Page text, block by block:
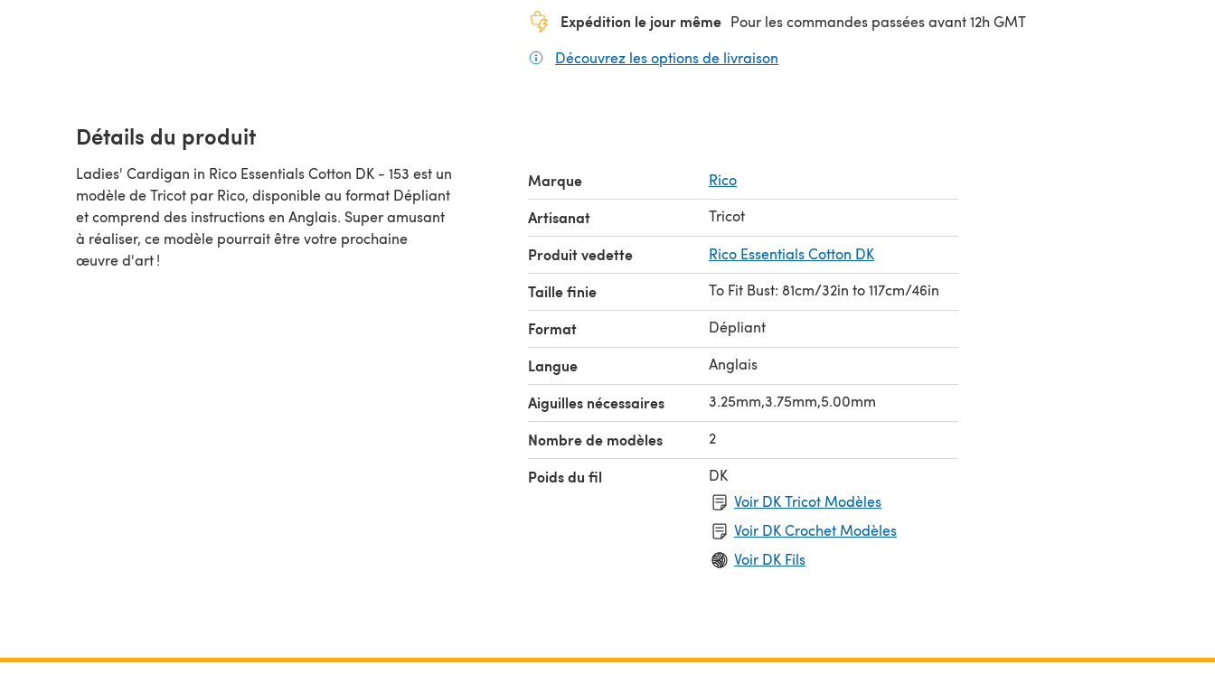
Expédition le jour même Pour les commandes passées avant 12h GMT
Découvrez les options de livraison
Détails du produit
Ladies' Cardigan in Rico Essentials Cotton DK - 153 est un
modèle de Tricot par Rico, disponible au format Dépliant
et comprend des instructions en Anglais. Super amusant
à réaliser, ce modèle pourrait être votre prochaine
œuvre d'art !
Marque Rico
Artisanat Tricot
Produit vedette Rico Essentials Cotton DK
Taille finie To Fit Bust: 81cm/32in to 117cm/46in
Format Dépliant
Langue Anglais
Aiguilles nécessaires 3.25mm,3.75mm,5.00mm
Nombre de modèles 2
Poids du fil
DK
Voir DK Tricot Modèles
Voir DK Crochet Modèles
Voir DK Fils